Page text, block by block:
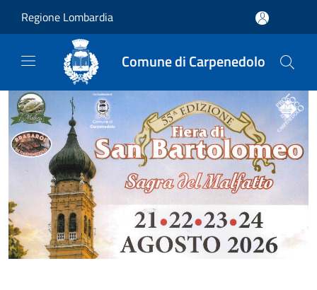
Regione Lombardia
Comune di Carpenedolo